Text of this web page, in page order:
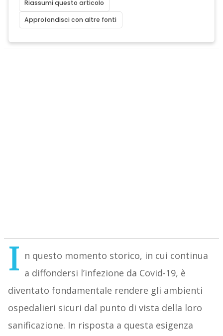
Riassumi questo articolo
Approfondisci con altre fonti
I n questo momento storico, in cui continua
a diffondersi l’infezione da Covid-19, è
diventato fondamentale rendere gli ambienti
ospedalieri sicuri dal punto di vista della loro
sanificazione. In risposta a questa esigenza